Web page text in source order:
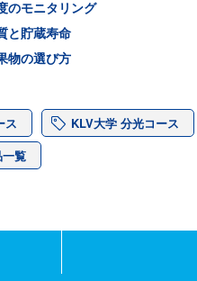
のモニタリング
と貯蔵寿命
物の選び方
ス KLV大学 分光コース
覧